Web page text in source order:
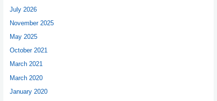
July 2026
November 2025
May 2025
October 2021
March 2021
March 2020
January 2020